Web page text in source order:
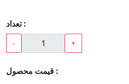
تعداد :
-
+
قیمت محصول :